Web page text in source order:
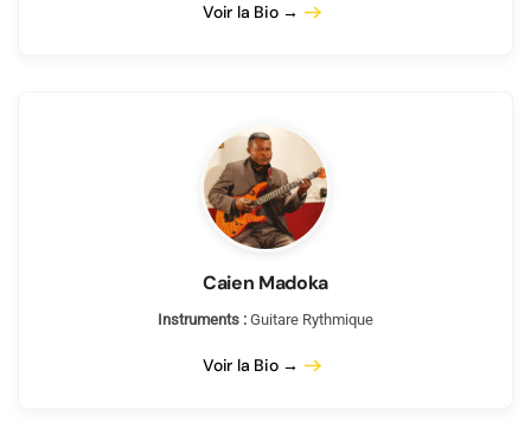
Voir la Bio →
Caien Madoka
Instruments : Guitare Rythmique
Voir la Bio →